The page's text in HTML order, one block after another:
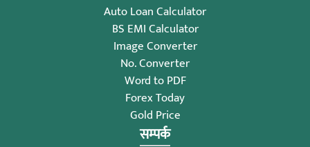
Auto Loan Calculator
BS EMI Calculator
Image Converter
No. Converter
Word to PDF
Forex Today
Gold Price
सम्पर्क